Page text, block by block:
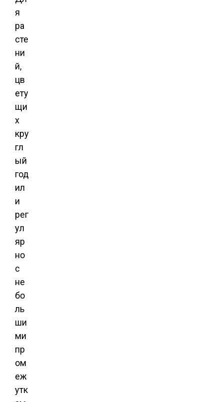
я
ра
сте
ни
й,
цв
ету
щи
х
кру
гл
ый
год
ил
и
рег
ул
яр
но
с
не
бо
ль
ши
ми
пр
ом
еж
утк